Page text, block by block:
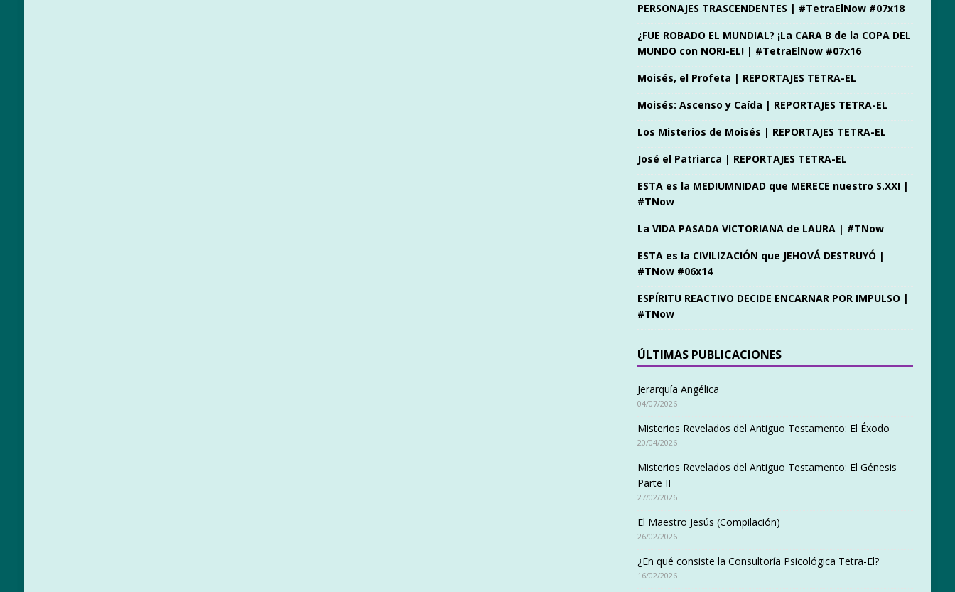
PERSONAJES TRASCENDENTES | #TetraElNow #07x18
¿FUE ROBADO EL MUNDIAL? ¡La CARA B de la COPA DEL
MUNDO con NORI-EL! | #TetraElNow #07x16
Moisés, el Profeta | REPORTAJES TETRA-EL
Moisés: Ascenso y Caída | REPORTAJES TETRA-EL
Los Misterios de Moisés | REPORTAJES TETRA-EL
José el Patriarca | REPORTAJES TETRA-EL
ESTA es la MEDIUMNIDAD que MERECE nuestro S.XXI |
#TNow
La VIDA PASADA VICTORIANA de LAURA | #TNow
ESTA es la CIVILIZACIÓN que JEHOVÁ DESTRUYÓ |
#TNow #06x14
ESPÍRITU REACTIVO DECIDE ENCARNAR POR IMPULSO |
#TNow
ÚLTIMAS PUBLICACIONES
Jerarquía Angélica
04/07/2026
Misterios Revelados del Antiguo Testamento: El Éxodo
20/04/2026
Misterios Revelados del Antiguo Testamento: El Génesis
Parte II
27/02/2026
El Maestro Jesús (Compilación)
26/02/2026
¿En qué consiste la Consultoría Psicológica Tetra-El?
16/02/2026